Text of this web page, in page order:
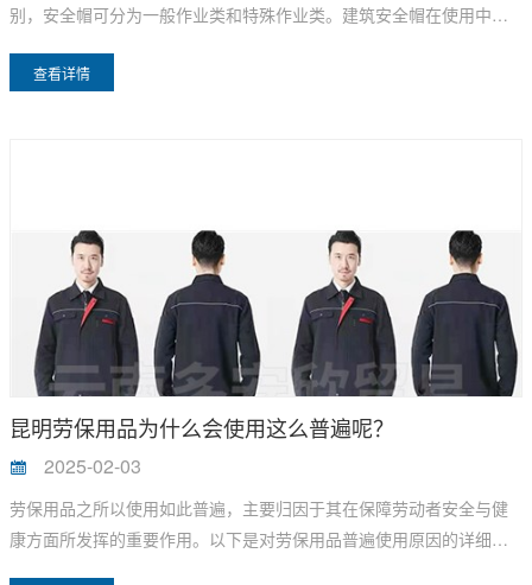
别，安全帽可分为一般作业类和特殊作业类。建筑安全帽在使用中需
查看详情
昆明劳保用品为什么会使用这么普遍呢？
2025-02-03
劳保用品之所以使用如此普遍，主要归因于其在保障劳动者安全与健
康方面所发挥的重要作用。以下是对劳保用品普遍使用原因的详细分